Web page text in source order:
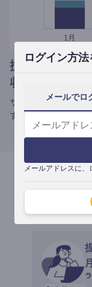
ログイン方
メールでロ
メールアドレスに、
提携媒体によ
収益がプラスさ
サブスク収益にメデ
す。